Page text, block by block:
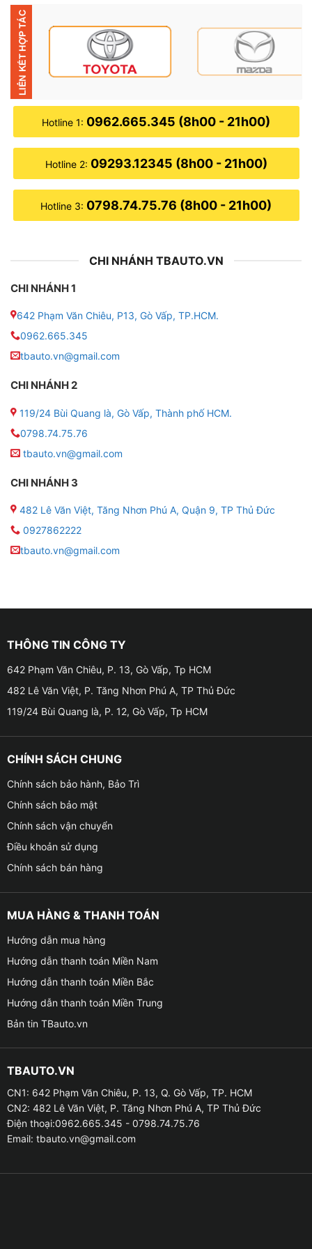
● Áp lực đọc: ± 0.1Bar
● Áp suất lốp hiển thị tối đa là 99 PSI
● Bộ cảm biến sử dụng pin: 3,2V /500mAh
● Khung áp lực đơn vị: 1 Bar = 14,5 Psi = 100K Pa =
1.02Kgf/cm
Tại sao nên sử dụng sản phẩm cảm biến áp suất lốp
TPMS Steelmate MT-11
✦ SteelMate là thương hiệu quốc tế, có trụ sở chính tại
HongKong (Trung Quốc) chuyên về các sản phẩm cảm
Steelmate được nhiều khách hàng tin dùng và được
lốp đang hiện hành trên thị trường được thiết kế cho
Nam, để tuổi thọ, độ bền sản phẩm hơn rất nhiều so
với các sản phẩm T-602, T-606,…
✤ Màn hình LCD giúp thông báo tình trạng áp suất và
nhiệt độ, được sử dụng pin năng lượng mặt trời.
✤ Báo động nhiều cấp độ và chi tiết các sự cố như xì
hơi nhanh, áp suất cao hay rò rỉ chậm,…Sẽ có biểu
đó có thể xử lý một cách phù hợp.
Hotline 1: 0962.665.345 (8h00 - 21h00)
Hotline 2: 09293.12345 (8h00 - 21h00)
Hotline 3: 0798.74.75.76 (8h00 - 21h00)
CHI NHÁNH TBAUTO.VN
CHI NHÁNH 1
642 Phạm Văn Chiêu, P13, Gò Vấp, TP.HCM.
0962.665.345
tbauto.vn@gmail.com
CHI NHÁNH 2
119/24 Bùi Quang là, Gò Vấp, Thành phố HCM.
0798.74.75.76
tbauto.vn@gmail.com
CHI NHÁNH 3
482 Lê Văn Việt, Tăng Nhơn Phú A, Quận 9, TP Thủ Đức
0927862222
tbauto.vn@gmail.com
THÔNG TIN CÔNG TY
642 Phạm Văn Chiêu, P. 13, Gò Vấp, Tp HCM
482 Lê Văn Việt, P. Tăng Nhơn Phú A, TP Thủ Đức
119/24 Bùi Quang là, P. 12, Gò Vấp, Tp HCM
CHÍNH SÁCH CHUNG
Chính sách bảo hành, Bảo Trì
Chính sách bảo mật
Chính sách vận chuyển
Điều khoản sử dụng
Chính sách bán hàng
MUA HÀNG & THANH TOÁN
Hướng dẫn mua hàng
Hướng dẫn thanh toán Miền Nam
Hướng dẫn thanh toán Miền Bắc
Hướng dẫn thanh toán Miền Trung
Bản tin TBauto.vn
TBAUTO.VN
CN1: 642 Phạm Văn Chiêu, P. 13, Q. Gò Vấp, TP. HCM
CN2: 482 Lê Văn Việt, P. Tăng Nhơn Phú A, TP Thủ Đức
Điện thoại:0962.665.345 - 0798.74.75.76
Email: tbauto.vn@gmail.com